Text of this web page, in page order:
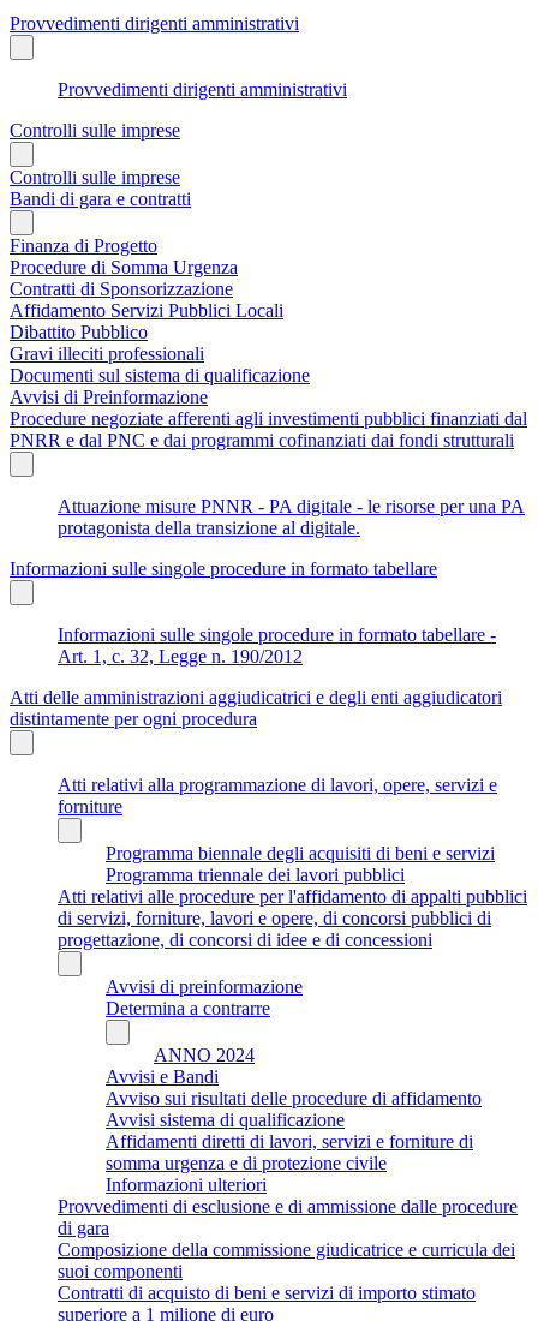
Provvedimenti dirigenti amministrativi
Provvedimenti dirigenti amministrativi
Controlli sulle imprese
Controlli sulle imprese
Bandi di gara e contratti
Finanza di Progetto
Procedure di Somma Urgenza
Contratti di Sponsorizzazione
Affidamento Servizi Pubblici Locali
Dibattito Pubblico
Gravi illeciti professionali
Documenti sul sistema di qualificazione
Avvisi di Preinformazione
Procedure negoziate afferenti agli investimenti pubblici finanziati dal
PNRR e dal PNC e dai programmi cofinanziati dai fondi strutturali
Attuazione misure PNNR - PA digitale - le risorse per una PA
protagonista della transizione al digitale.
Informazioni sulle singole procedure in formato tabellare
Informazioni sulle singole procedure in formato tabellare -
Art. 1, c. 32, Legge n. 190/2012
Atti delle amministrazioni aggiudicatrici e degli enti aggiudicatori
distintamente per ogni procedura
Atti relativi alla programmazione di lavori, opere, servizi e
forniture
Programma biennale degli acquisiti di beni e servizi
Programma triennale dei lavori pubblici
Atti relativi alle procedure per l'affidamento di appalti pubblici
di servizi, forniture, lavori e opere, di concorsi pubblici di
progettazione, di concorsi di idee e di concessioni
Avvisi di preinformazione
Determina a contrarre
ANNO 2024
Avvisi e Bandi
Avviso sui risultati delle procedure di affidamento
Avvisi sistema di qualificazione
Affidamenti diretti di lavori, servizi e forniture di
somma urgenza e di protezione civile
Informazioni ulteriori
Provvedimenti di esclusione e di ammissione dalle procedure
di gara
Composizione della commissione giudicatrice e curricula dei
suoi componenti
Contratti di acquisto di beni e servizi di importo stimato
superiore a 1 milione di euro